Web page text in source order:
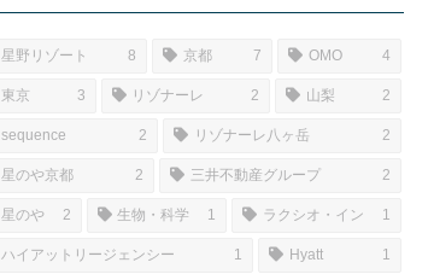
星野リゾート 8 京都 7 OMO 4
東京 3 リゾナーレ 2 山梨 2
sequence 2 リゾナーレ八ヶ岳 2
星のや京都 2 三井不動産グループ 2
星のや 2 生物・科学 1 ラクシオ・イン 1
ハイアットリージェンシー 1 Hyatt 1